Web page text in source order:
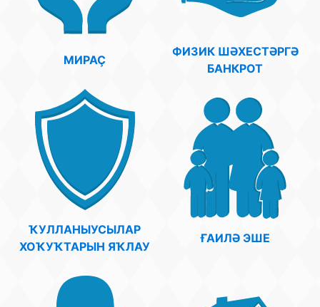
МИРАҪ
ФИЗИК ШӘХЕСТӘРГӘ
БАНКРОТ
ҠУЛЛАНЫУСЫЛАР
ХОҠУҠТАРЫН ЯҠЛАУ
ҒАИЛӘ ЭШЕ